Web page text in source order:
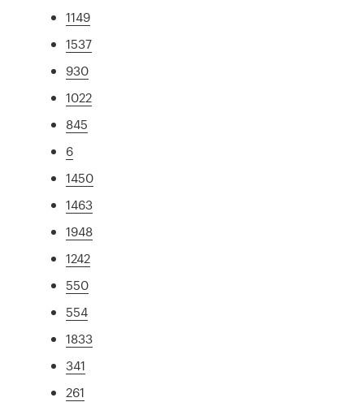
1149
1537
930
1022
845
6
1450
1463
1948
1242
550
554
1833
341
261